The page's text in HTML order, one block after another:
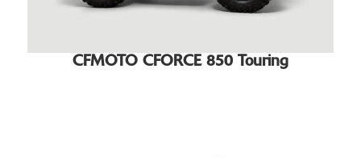
CFMOTO CFORCE 850 Touring